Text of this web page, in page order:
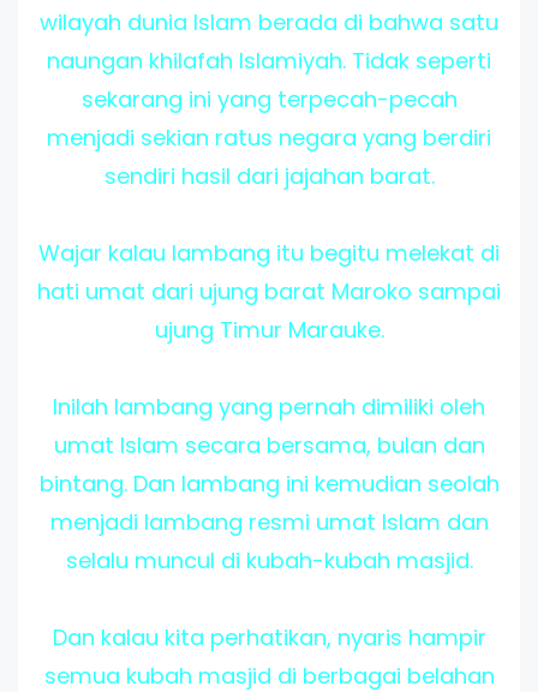
wilayah dunia Islam berada di bahwa satu
naungan khilafah Islamiyah. Tidak seperti
sekarang ini yang terpecah-pecah
menjadi sekian ratus negara yang berdiri
sendiri hasil dari jajahan barat.
Wajar kalau lambang itu begitu melekat di
hati umat dari ujung barat Maroko sampai
ujung Timur Marauke.
Inilah lambang yang pernah dimiliki oleh
umat Islam secara bersama, bulan dan
bintang. Dan lambang ini kemudian seolah
menjadi lambang resmi umat Islam dan
selalu muncul di kubah-kubah masjid.
Dan kalau kita perhatikan, nyaris hampir
semua kubah masjid di berbagai belahan